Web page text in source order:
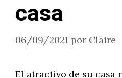
casa
06/09/2021 por Claire
El atractivo de su casa